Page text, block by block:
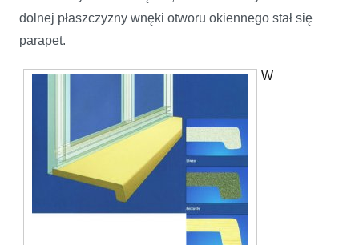
dolnej płaszczyzny wnęki otworu okiennego stał się
parapet.
W